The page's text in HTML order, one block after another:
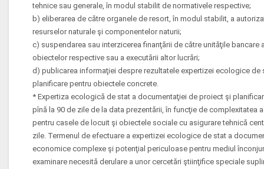
tehnice sau generale, în modul stabilit de normativele respective;
b) eliberarea de către organele de resort, în modul stabilit, a
resurselor naturale şi componentelor naturii;
c) suspendarea sau interzicerea finanţării de către unităţile bancare
obiectelor respective sau a executării altor lucrări;
d) publicarea informaţiei despre rezultatele expertizei ecologice
planificare pentru obiectele concrete.
* Expertiza ecologică de stat a documentaţiei de proiect şi
pînă la 90 de zile de la data prezentării, în funcţie de complexitatea
pentru casele de locuit şi obiectele sociale cu asigurare tehnică
zile. Termenul de efectuare a expertizei ecologice de stat a
economice complexe şi potenţial periculoase pentru mediul
examinare necesită derulare a unor cercetări ştiinţifice speciale